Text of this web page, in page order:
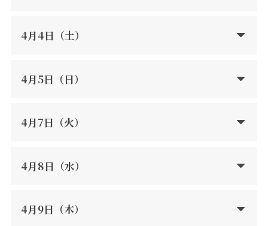
4月4日（土）
4月5日（日）
4月7日（火）
4月8日（水）
4月9日（木）